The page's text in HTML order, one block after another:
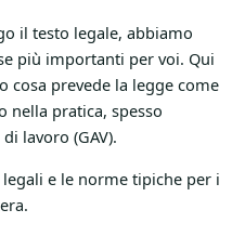
il testo legale, abbiamo
più importanti per voi. Qui
cosa prevede la legge come
nella pratica, spesso
lavoro (GAV).
e le norme tipiche per i